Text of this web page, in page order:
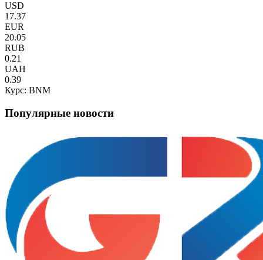
USD
17.37
EUR
20.05
RUB
0.21
UAH
0.39
Курс: BNM
Популярные новости